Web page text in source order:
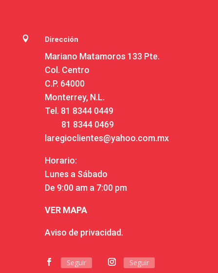
 Dirección
Mariano Matamoros 133 Pte.
Col. Centro
C.P. 64000
Monterrey, N.L.
Tel. 81 8344 0449
81 8344 0469
laregioclientes@yahoo.com.mx
Horario:
Lunes a Sábado
De 9:00 am a 7:00 pm
VER MAPA
Aviso de privacidad.
Seguir Seguir